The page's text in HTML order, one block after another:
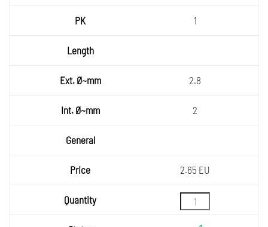
1
2.8
2
2.65 EU